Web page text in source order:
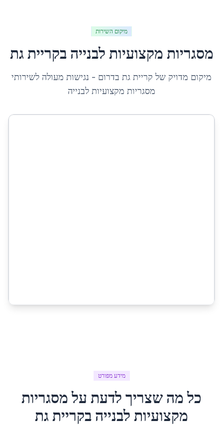
מיקום השירות
מסגריות מקצועיות לבנייה בקריית גת
מיקום מדויק של קריית גת בדרום - נגישות מעולה לשירותי
מסגריות מקצועיות לבנייה
מידע מפורט
כל מה שצריך לדעת עלמסגריות
מקצועיות לבנייה בקריית גת